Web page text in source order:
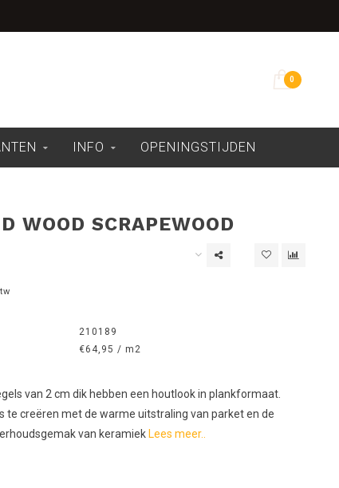
0
INFO OPENINGSTIJDEN
WOOD SCRAPEWOOD
210189
€64,95 / m2
van 2 cm dik hebben een houtlook in plankformaat.
te creëren met de warme uitstraling van parket en de
van keramiek Lees meer..